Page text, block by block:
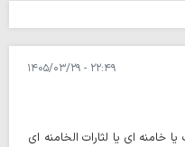
۲۲:۴۹ - ۱۴۰۵/۰۳/۲۹
ای یا لثارات الخامنه ای